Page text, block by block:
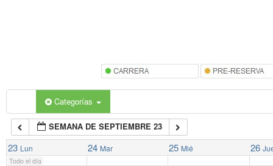
Categorías
SEMANA DE SEPTIEMBRE 23
23 Lun 24 Mar 25 Mié 26
Todo el día
7:00